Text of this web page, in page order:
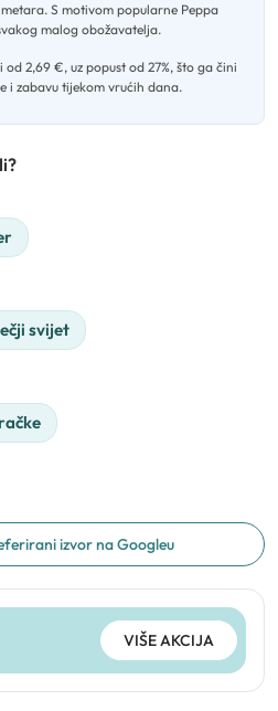
. S motivom popularne Peppa
malog obožavatelja.
2,69 €, uz popust od 27%, što ga čini
i zabavu tijekom vrućih dana.
svijet
izvor na Googleu
VIŠE AKCIJA